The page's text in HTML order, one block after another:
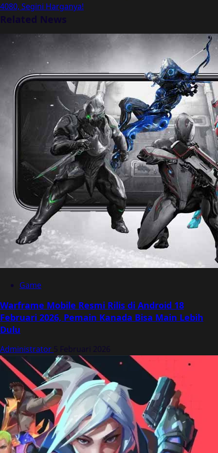
4080, Segini Harganya!
Related News
Game
Warframe Mobile Resmi Rilis di Android 18
Februari 2026, Pemain Kanada Bisa Main Lebih
Dulu
Administrator 5 Februari 2026